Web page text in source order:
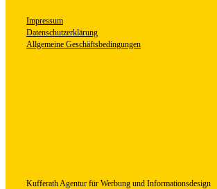
Impressum
Datenschutzerklärung
Allgemeine Geschäftsbedingungen
KufferathAgentur für Werbung und Informationsdesign